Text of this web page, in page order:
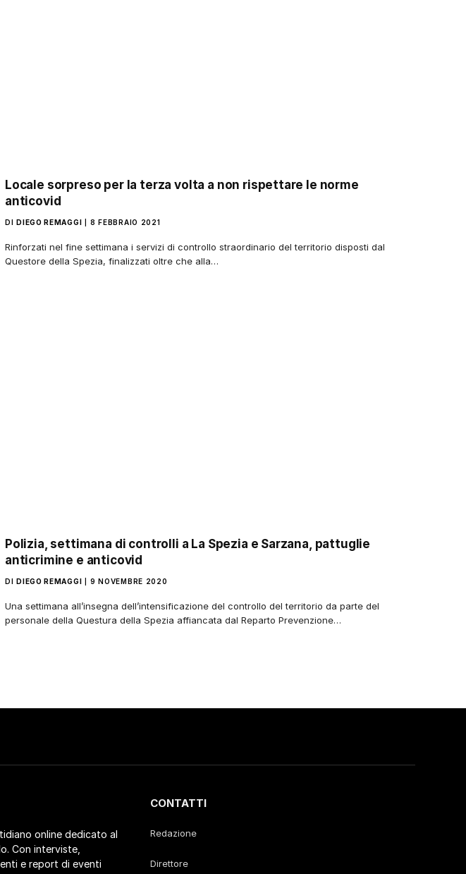
Locale sorpreso per la terza volta a non rispettare le norme
anticovid
DI DIEGO REMAGGI 8 FEBBRAIO 2021
Rinforzati nel fine settimana i servizi di controllo straordinario del territorio disposti dal
Questore della Spezia, finalizzati oltre che alla…
Polizia, settimana di controlli a La Spezia e Sarzana, pattuglie
anticrimine e anticovid
DI DIEGO REMAGGI 9 NOVEMBRE 2020
Una settimana all’insegna dell’intensificazione del controllo del territorio da parte del
personale della Questura della Spezia affiancata dal Reparto Prevenzione…
online dedicato al
Con interviste,
e report di eventi
CONTATTI
Redazione
Direttore